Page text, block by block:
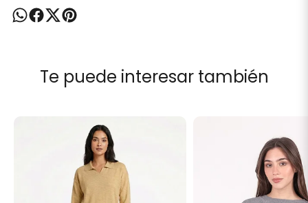
Te puede interesar también